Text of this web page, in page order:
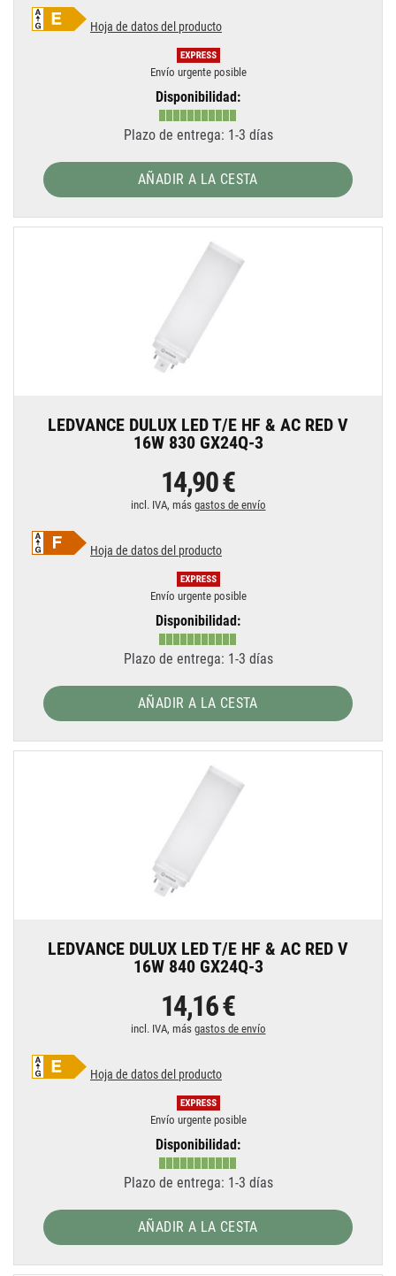
Hoja de datos del producto
Envío urgente posible
Disponibilidad:
Plazo de entrega: 1-3 días
AÑADIR A LA CESTA
LEDVANCE DULUX LED T/E HF & AC RED V
16W 830 GX24Q-3
14,90 €
incl. IVA, más gastos de envío
Hoja de datos del producto
Envío urgente posible
Disponibilidad:
Plazo de entrega: 1-3 días
AÑADIR A LA CESTA
LEDVANCE DULUX LED T/E HF & AC RED V
16W 840 GX24Q-3
14,16 €
incl. IVA, más gastos de envío
Hoja de datos del producto
Envío urgente posible
Disponibilidad:
Plazo de entrega: 1-3 días
AÑADIR A LA CESTA